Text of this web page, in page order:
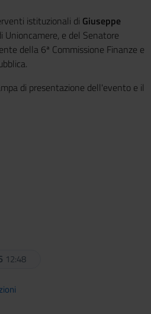
istituzionali di Giuseppe
Unioncamere, e del Senatore
della 6ª Commissione Finanze e
di presentazione dell'evento e il
12:48